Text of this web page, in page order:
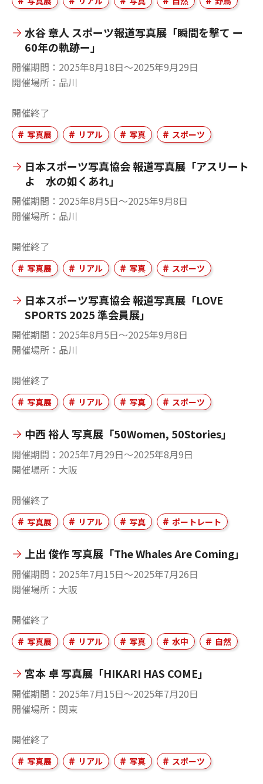
水谷 章人 スポーツ報道写真展「瞬間を撃て ー
60年の軌跡ー」
開催期間
2025年8月18日〜2025年9月29日
開催場所
品川
開催終了
写真展 リアル 写真 スポーツ
日本スポーツ写真協会 報道写真展「アスリート
よ 水の如くあれ」
開催期間
2025年8月5日〜2025年9月8日
開催場所
品川
開催終了
写真展 リアル 写真 スポーツ
日本スポーツ写真協会 報道写真展「LOVE
SPORTS 2025 準会員展」
開催期間
2025年8月5日〜2025年9月8日
開催場所
品川
開催終了
写真展 リアル 写真 スポーツ
中西 裕人 写真展「50Women, 50Stories」
開催期間
2025年7月29日〜2025年8月9日
開催場所
大阪
開催終了
写真展 リアル 写真 ポートレート
上出 俊作 写真展「The Whales Are Coming」
開催期間
2025年7月15日〜2025年7月26日
開催場所
大阪
開催終了
写真展 リアル 写真 水中 自然
宮本 卓 写真展「HIKARI HAS COME」
開催期間
2025年7月15日〜2025年7月20日
開催場所
関東
開催終了
写真展 リアル 写真 スポーツ